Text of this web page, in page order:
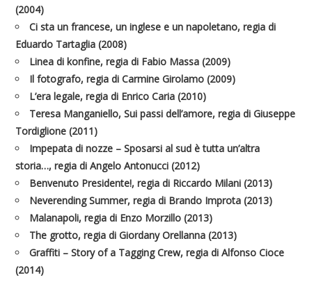
(2004)
Ci sta un francese, un inglese e un napoletano, regia di
Eduardo Tartaglia (2008)
Linea di konfine, regia di Fabio Massa (2009)
Il fotografo, regia di Carmine Girolamo (2009)
L’era legale, regia di Enrico Caria (2010)
Teresa Manganiello, Sui passi dell’amore, regia di Giuseppe
Tordiglione (2011)
Impepata di nozze – Sposarsi al sud è tutta un’altra
storia…, regia di Angelo Antonucci (2012)
Benvenuto Presidente!, regia di Riccardo Milani (2013)
Neverending Summer, regia di Brando Improta (2013)
Malanapoli, regia di Enzo Morzillo (2013)
The grotto, regia di Giordany Orellanna (2013)
Graffiti – Story of a Tagging Crew, regia di Alfonso Cioce
(2014)